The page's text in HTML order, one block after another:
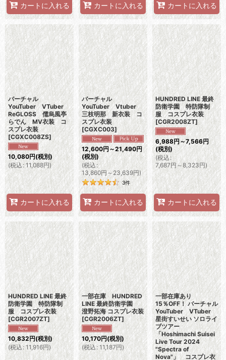
カートに入れる カートに入れる カートに入れる
バーチャル
YouTuber VTuber
ReGLOSS 儒烏風亭
らでん MV衣装 コ
スプレ衣装
[CGXC008ZS]
10,080円(税別)
(税込: 11,088円)
カートに入れる
バーチャル
YouTuber Vtuber
三枝明那 新衣装 コ
スプレ衣装
[CGXC003]
12,600円～21,490円
(税別)
(税込 :
13,860円～23,639円)
3件
カートに入れる
HUNDRED LINE 最終
防衛学園 特防隊制
服 コスプレ衣装
[CGR2008ZT]
6,988円～7,566円
(税別)
(税込:
7,687円～8,323円)
カートに入れる
HUNDRED LINE 最終
防衛学園 特防隊制
服 コスプレ衣装
[CGR2007ZT]
10,832円(税別)
(税込: 11,916円)
一部在庫 HUNDRED
LINE 最終防衛学園
澄野拓海 コスプレ衣装
[CGR2006ZT]
10,170円(税別)
(税込: 11,187円)
一部在庫あり
15％OFF！ バーチャル
YouTuber VTuber
星街すいせい ソロライ
ブツアー
「Hoshimachi Suisei
Live Tour 2024
"Spectra of
Nova"」 コスプレ衣